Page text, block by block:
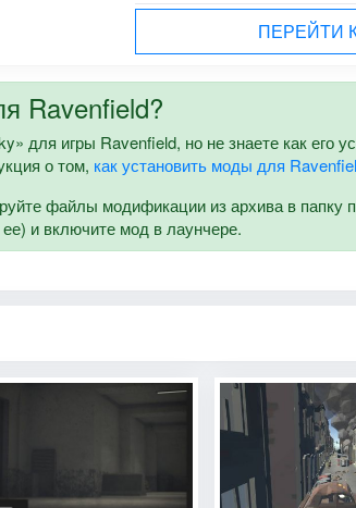
ПЕРЕЙТИ
Ravenfield?
для игры Ravenfield, но не знаете как его
о том, как установить моды для
файлы модификации из архива в папку
и включите мод в лаунчере.